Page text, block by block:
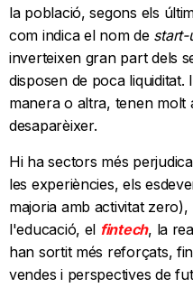
la població, segons els
com indica el nom de start-
inverteixen gran part dels
disposen de poca
manera o altra, tenen molt
desaparèixer.
Hi ha sectors més
les experiències, els
majoria amb activitat
l'educació, el fintech, la
han sortit més reforçats,
vendes i perspectives de